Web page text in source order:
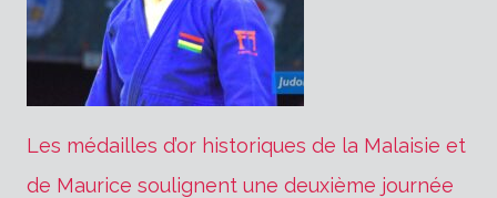
Les médailles d’or historiques de la Malaisie et
de Maurice soulignent une deuxième journée